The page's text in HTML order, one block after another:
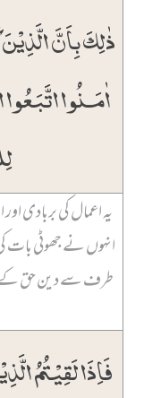
ذٰلِکَ بِاَنَّ
اٰمَنُوا
یہ اعمال کی بربادی
انہوں نے جھوٹی بات
طرف سے دین حق کے
فَاِذَا لَقِیۡتُمُ